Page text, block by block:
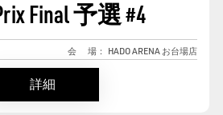
Final 予選#4
会 場： HADO ARENA お台場店
詳細